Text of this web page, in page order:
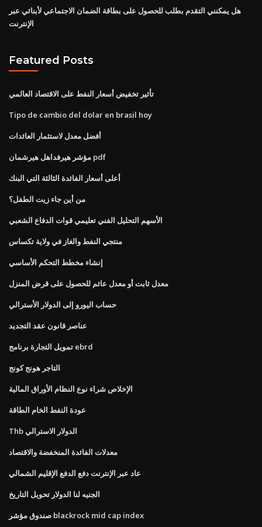
هل يمكنني التقدم بطلب للحصول على بطاقة الضمان الاجتماعي لأبنائي عبر
الإنترنت
Featured Posts
تأثير تخفيض أسعار النفط على الاقتصاد العالمي
Tipo de cambio del dolar en brasil hoy
أفضل معدل لاستثمار العائدات
مؤشر هيرفداهل هيرشمان pdf
أعلى أسعار الفائدة الثالثة التي البنك
من أين جاء زيت الطفل؟
الأسهم التحليل الفني تعليمي قوات الدفاع الشعبي
منتجي النفط والغاز في ولاية تكساس
إنشاء مخطط التحكم الأساسي
معدل ثابت أو معدل عائم للحصول على قرض المنزل
حساب اليورو إلى الدولار الأسترالي
عناصر قانون عقد التجديد
تمويل التجارة برنامج ebrd
التاجر هونج كونج
الإخلاص شراء نوع النظام الأوراق المالية
عودة النفط الخام الطاقة
Thb الدولار الاسترالي
معدلات الفائدة المنخفضة والاقتصاد
عاد عبر الإنترنت دفع الدفع الإقليم الشمالي
الجنيه لنا الدولار تحويل التاريخ
صندوق مؤشر blackrock mid cap index